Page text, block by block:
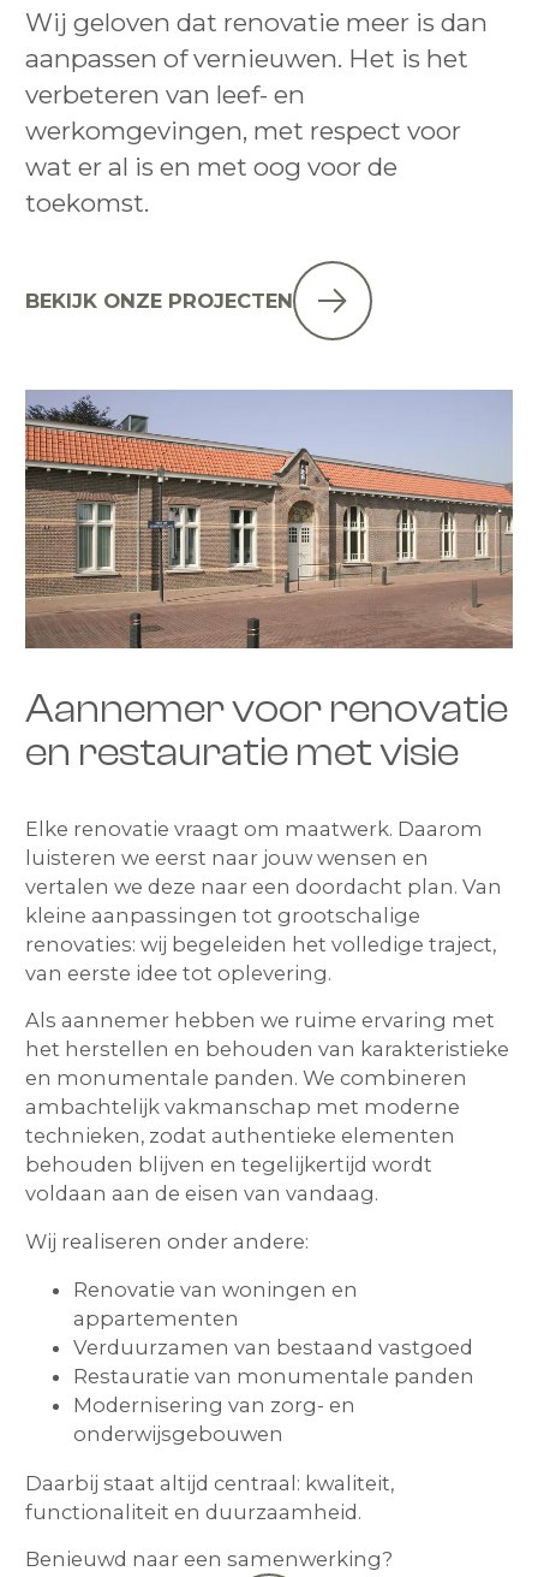
Wij geloven dat renovatie meer is dan
aanpassen of vernieuwen. Het is het
verbeteren van leef- en
werkomgevingen, met respect voor
wat er al is en met oog voor de
toekomst.
BEKIJK ONZE PROJECTEN
Aannemer voor renovatie
en restauratie met visie
Elke renovatie vraagt om maatwerk. Daarom
luisteren we eerst naar jouw wensen en
vertalen we deze naar een doordacht plan. Van
kleine aanpassingen tot grootschalige
renovaties: wij begeleiden het volledige traject,
van eerste idee tot oplevering.
Als aannemer hebben we ruime ervaring met
het herstellen en behouden van karakteristieke
en monumentale panden. We combineren
ambachtelijk vakmanschap met moderne
technieken, zodat authentieke elementen
behouden blijven en tegelijkertijd wordt
voldaan aan de eisen van vandaag.
Wij realiseren onder andere:
Renovatie van woningen en
appartementen
Verduurzamen van bestaand vastgoed
Restauratie van monumentale panden
Modernisering van zorg- en
onderwijsgebouwen
Daarbij staat altijd centraal: kwaliteit,
functionaliteit en duurzaamheid.
Benieuwd naar een samenwerking?